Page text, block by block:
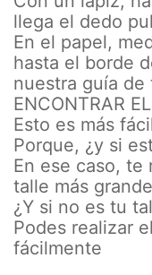
llega el dedo
En el papel,
hasta el borde
nuestra guía de
ENCONTRAR
Esto es más
Porque, ¿y si
En ese caso, te
talle más
¿Y si no es tu
Podes realizar
fácilmente